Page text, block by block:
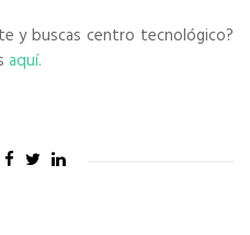
y buscas centro tecnológico?
aquí.